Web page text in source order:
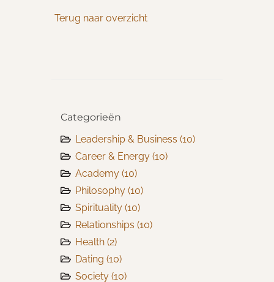
Terug naar overzicht
Categorieën
Leadership & Business (10)
Career & Energy (10)
Academy (10)
Philosophy (10)
Spirituality (10)
Relationships (10)
Health (2)
Dating (10)
Society (10)